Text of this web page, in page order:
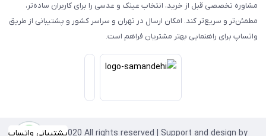
مشاوره تخصصی قبل از خرید، انتخاب عینک و عدسی را برای کاربران ساده‌تر،
مطمئن‌تر و سریع‌تر کند. امکان ارسال در تهران و سراسر کشور و پشتیبانی از طریق
واتساپ برای راهنمایی بهتر مشتریان فراهم است.
پشتیبانی واتساپ
Copyright©2020 All rights reserved | Support and design by